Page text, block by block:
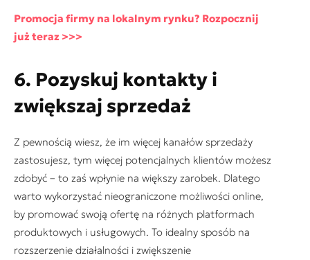
Promocja firmy na lokalnym rynku? Rozpocznij
już teraz >>>
6. Pozyskuj kontakty i
zwiększaj sprzedaż
Z pewnością wiesz, że im więcej kanałów sprzedaży
zastosujesz, tym więcej potencjalnych klientów możesz
zdobyć – to zaś wpłynie na większy zarobek. Dlatego
warto wykorzystać nieograniczone możliwości online,
by promować swoją ofertę na różnych platformach
produktowych i usługowych. To idealny sposób na
rozszerzenie działalności i zwiększenie